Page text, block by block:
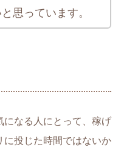
思っています。
になる人にとって、稼げ
に投じた時間ではないか